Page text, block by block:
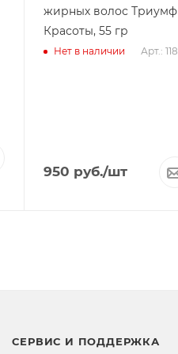
жирных волос Триумф
Красоты, 55 гр
Нет в наличии Арт.: 118
950 руб./шт
СЕРВИС И ПОДДЕРЖКА